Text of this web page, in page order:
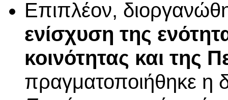
Επιπλέον,
ενίσχυση της
κοινότητας και της
πραγματοποιήθηκε η